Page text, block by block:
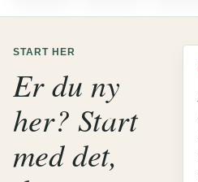
START HER
Er du ny
her? Start
med det,